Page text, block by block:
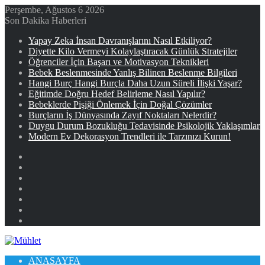
Perşembe, Ağustos 6 2026
Son Dakika Haberleri
Yapay Zeka İnsan Davranışlarını Nasıl Etkiliyor?
Diyette Kilo Vermeyi Kolaylaştıracak Günlük Stratejiler
Öğrenciler İçin Başarı ve Motivasyon Teknikleri
Bebek Beslenmesinde Yanlış Bilinen Beslenme Bilgileri
Hangi Burç Hangi Burçla Daha Uzun Süreli İlişki Yaşar?
Eğitimde Doğru Hedef Belirleme Nasıl Yapılır?
Bebeklerde Pişiği Önlemek İçin Doğal Çözümler
Burçların İş Dünyasında Zayıf Noktaları Nelerdir?
Duygu Durum Bozukluğu Tedavisinde Psikolojik Yaklaşımlar
Modern Ev Dekorasyon Trendleri ile Tarzınızı Kurun!
ANASAYFA